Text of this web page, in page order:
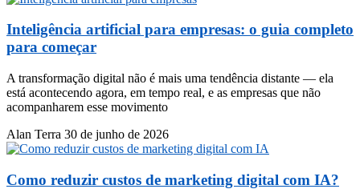
Inteligência artificial para empresas: o guia completo
para começar
A transformação digital não é mais uma tendência distante — ela
está acontecendo agora, em tempo real, e as empresas que não
acompanharem esse movimento
Alan Terra 30 de junho de 2026
Como reduzir custos de marketing digital com IA?